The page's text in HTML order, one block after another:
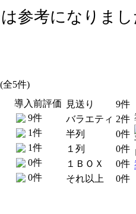
参考になりま
(全5件)
導入前評価
9件
1件
1件
0件
0件
見送り
9件
バラエティ 2件
半列
0件
１列
0件
１ＢＯＸ
0件
それ以上
0件